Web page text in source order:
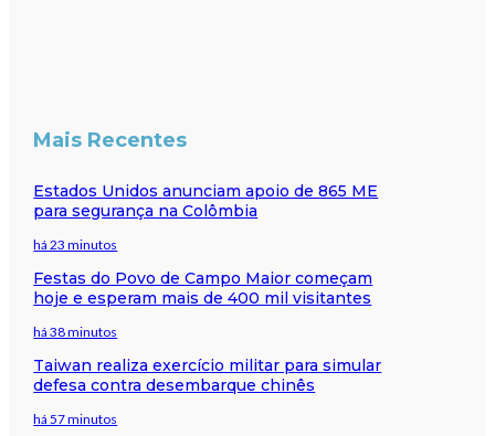
Mais Recentes
Estados Unidos anunciam apoio de 865 ME
para segurança na Colômbia
há 23 minutos
Festas do Povo de Campo Maior começam
hoje e esperam mais de 400 mil visitantes
há 38 minutos
Taiwan realiza exercício militar para simular
defesa contra desembarque chinês
há 57 minutos